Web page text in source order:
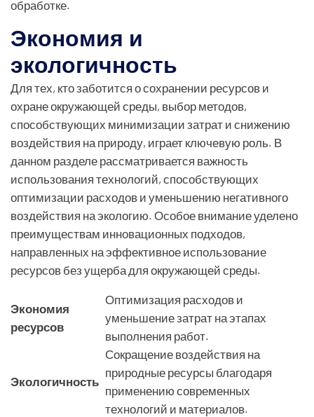
обработке.
Экономия и
экологичность
Для тех, кто заботится о сохранении ресурсов и
охране окружающей среды, выбор методов,
способствующих минимизации затрат и снижению
воздействия на природу, играет ключевую роль. В
данном разделе рассматривается важность
использования технологий, способствующих
оптимизации расходов и уменьшению негативного
воздействия на экологию. Особое внимание уделено
преимуществам инновационных подходов,
направленных на эффективное использование
ресурсов без ущерба для окружающей среды.
Экономия
ресурсов
Оптимизация расходов и
уменьшение затрат на этапах
выполнения работ.
Экологичность
Сокращение воздействия на
природные ресурсы благодаря
применению современных
технологий и материалов.